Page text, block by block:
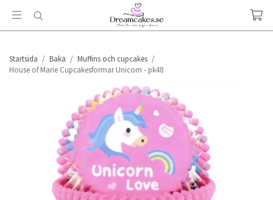
Startsida / Baka / Muffins och cupcakes /
House of Marie Cupcakesformar Unicorn - pk48